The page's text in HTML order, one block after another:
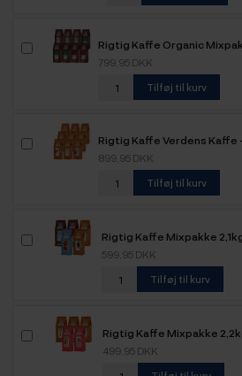
Rigtig Kaffe Organic
799,95 DKK
Tilføj til kurv
Rigtig Kaffe Verdens
899,95 DKK
Tilføj til kurv
Rigtig Kaffe Mixpakke
599,95 DKK
Tilføj til kurv
Rigtig Kaffe Mixpakke
499,95 DKK